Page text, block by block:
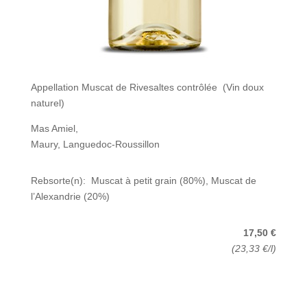
Appellation Muscat de Rivesaltes contrôlée (Vin doux
naturel)
Mas Amiel,
Maury, Languedoc-Roussillon
Rebsorte(n): Muscat à petit grain (80%), Muscat de
l’Alexandrie (20%)
17,50 €
(23,33 €/l)